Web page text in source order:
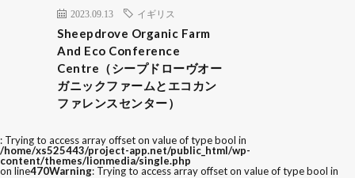
2023.09.13 イギリス
Sheepdrove Organic Farm
And Eco Conference
Centre（シープドローヴオー
ガニックファームとエコカン
ファレンスセンター）
: Trying to access array offset on value of type bool in
/home/xs525443/project-app.net/public_html/wp-
content/themes/lionmedia/single.php
on line470Warning: Trying to access array offset on value of type bool in